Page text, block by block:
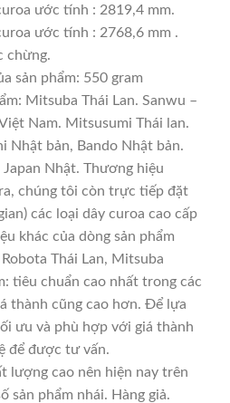
ước tính : 2819,4 mm.
ước tính : 2768,6 mm .
chừng.
sản phẩm: 550 gram
Mitsuba Thái Lan. Sanwu –
Nam. Mitsusumi Thái lan.
Nhật bản, Bando Nhật bản.
Nhật. Thương hiệu
chúng tôi còn trực tiếp đặt
các loại dây curoa cao cấp
khác của dòng sản phẩm
Thái Lan, Mitsuba
tiêu chuẩn cao nhất trong các
thành cũng cao hơn. Để lựa
ưu và phù hợp với giá thành
để được tư vấn.
lượng cao nên hiện nay trên
sản phẩm nhái. Hàng giả.